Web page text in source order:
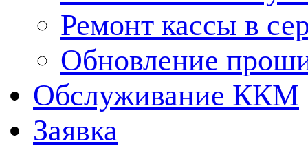
Ремонт кассы в
Обновление
Обслуживание ККМ
Заявка